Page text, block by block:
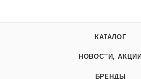
КАТАЛОГ
НОВОСТИ, АКЦИИ
БРЕНДЫ